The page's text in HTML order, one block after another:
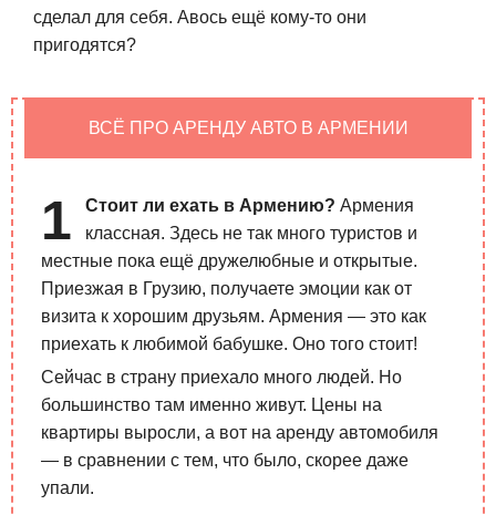
сделал для себя. Авось ещё кому-то они
пригодятся?
ВСЁ ПРО АРЕНДУ АВТО В АРМЕНИИ
Стоит ли ехать в Армению? Армения
классная. Здесь не так много туристов и
местные пока ещё дружелюбные и открытые.
Приезжая в Грузию, получаете эмоции как от
визита к хорошим друзьям. Армения — это как
приехать к любимой бабушке. Оно того стоит!
Сейчас в страну приехало много людей. Но
большинство там именно живут. Цены на
квартиры выросли, а вот на аренду автомобиля
— в сравнении с тем, что было, скорее даже
упали.